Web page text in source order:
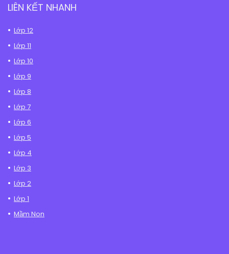
LIÊN KẾT NHANH
Lớp 12
Lớp 11
Lớp 10
Lớp 9
Lớp 8
Lớp 7
Lớp 6
Lớp 5
Lớp 4
Lớp 3
Lớp 2
Lớp 1
Mầm Non